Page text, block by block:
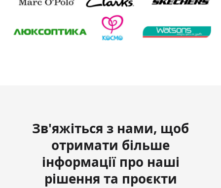
Зв'яжіться з нами, щоб
отримати більше
інформації про наші
рішення та проєкти